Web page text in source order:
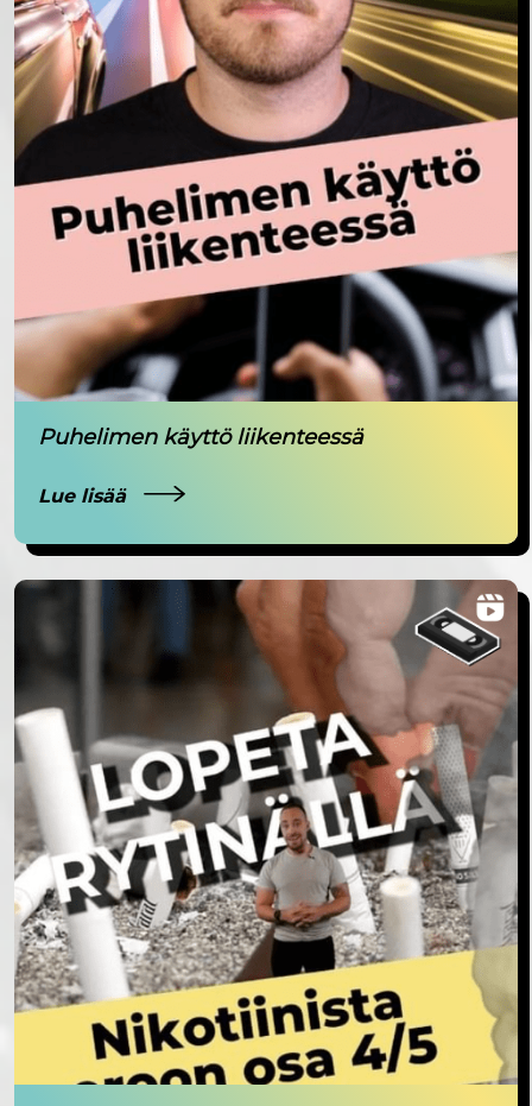
Puhelimen käyttö liikenteessä
Lue lisää